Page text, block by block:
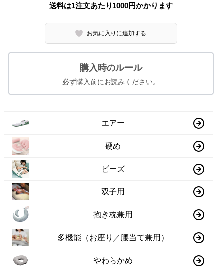
送料は1注文あたり 1000円かかります
お気に入りに追加する
購入時のルール
必ず購入前にお読みください。
エアー
硬め
ビーズ
双子用
抱き枕兼用
多機能（お座り／腰当て兼用）
やわらかめ